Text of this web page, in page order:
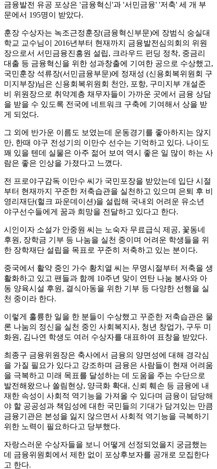
금융발전 유공 포상은 '금융혁신'과 '서민금융' '저축' 세 개 부
문에서 195명이 받았다.
훈장 수상자는 녹조근정훈장(금융혁신부문)에 장범식 숭실대
학교 교수님이 2016년부터 현재까지 금융발전심의회의 위원
장으로서 서민금융진흥원 설립, 크라우드 펀딩 정착, 중금리
대출 등 금융혁신을 위한 성과창출에 기여한 공으로 수상했고,
국민훈장 석류장(서민금융부문)에 정재성 (신용회복위원회 구
미지부장)님은 신용회복위원회 천안, 포항, 구미지부 개설준
비 위원장으로 취약계층 채무자들이 가까운 곳에서 금융 상담
을 받을 수 있도록 전국에 네트워크 구축에 기여해서 상을 받
게 되었다.
그 외에 반가운 이름도 보였는데 운동경기를 좋아하지는 않지
만, 한때 야구 전성기의 이만수 선수는 기억하고 있다. 나이도
꽤 있을 텐데 실물은 아주 젊어 보여 역시 좋은 일 많이 하는 사
람은 좋은 인상을 가졌다고 느꼈다.
전 프로야구감독 이만수 씨가 국민포장을 받았는데 입단 시절
부터 현재까지 꾸준한 저축습관을 실천하고 있으며 은퇴 후 비
영리재단(헐크 파운데이션)을 설립해 국내외 어려운 유소년
야구선수들에게 꿈과 희망을 전달하고 있다고 한다.
시인이자 소설가 안중원 씨는 노숙자 무료급식 제공, 꽃동네
후원, 장학금 기부 등 나눔을 실천 중이며 어려운 학생들을 위
한 장학재단 설립을 목표로 꾸준히 저축하고 있는 분이다.
중국에서 활약 중인 가수 황치열 씨는 무명시절부터 저축을 생
활화하고 있고 팬들과 함께 10주년 맞이 연탄 나눔 봉사와 아
동 양육시설 후원, 결식아동을 위한 기부 등 다양한 선행을 실
천 중이라 한다.
이렇게 훌륭한 일을 한 분들이 수상했고 꾸준한 저축습관은 물
론 나눔의 정신을 실천 중인 사회복지사, 청년 창업가, 구두 미
화원, 김나연 학생도 여러 수상자를 대표하여 표창을 받았다.
최종구 금융위원장은 축사에서 금융의 양면성에 대해 경각심
을 가질 필요가 있다고 강조하며 금융은 사람들이 현재 어려움
을 극복하고 미래 목표를 달성하는 데 도움을 주는 수단으로
발전해왔으나 쏠림현상, 양극화 확대, 신뢰 훼손 등 금융에 내
재한 속성이 사회적 역기능을 가져올 수 있다며 금융이 담당해
야 할 공공성과 책임성에 대한 국민들의 기대가 담겨있는 만큼
금융기관은 본성을 잃지 않으면서 사회적 역기능을 극복하기
위한 노력이 필요하다고 당부했다.
자랑스러운 수상자들을 보니 어떻게 선정되었을지 궁금했는
데 금융위원회에서 제한 없이 포상후보자를 공개로 모집한다
고 한다.